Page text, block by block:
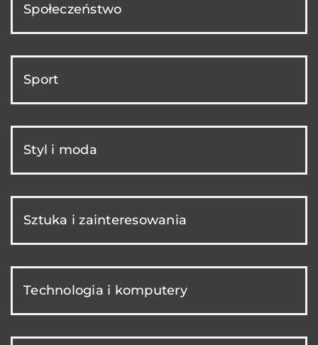
Społeczeństwo
Sport
Styl i moda
Sztuka i zainteresowania
Technologia i komputery